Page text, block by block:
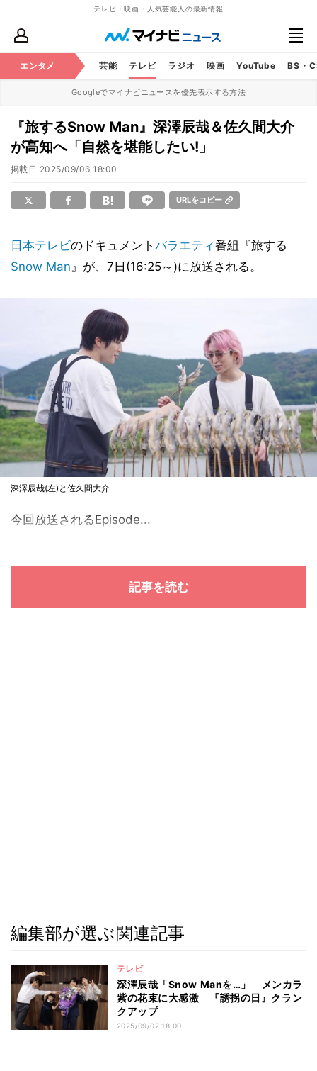
テレビ・映画・人気芸能人の最新情報
エンタメ 芸能 テレビ ラジオ 映画 YouTube BS・
Googleでマイナビニュースを優先表示する方法
『旅するSnow Man』深澤辰哉＆佐久間大介
が高知へ「自然を堪能したい!」
掲載日 2025/09/06 18:00
URLをコピー
日本テレビのドキュメント バラエティ番組『旅する
Snow Man』が、7日(16:25～)に放送される。
深澤辰哉(左)と佐久間大介
今回放送されるEpisode...
記事を読む
編集部が選ぶ関連記事
テレビ
深澤辰哉「Snow Manを…」 メンカラ
紫の花束に大感激 『誘拐の日』クラン
クアップ
2025/09/02 18:00